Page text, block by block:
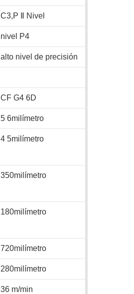
C3,P Nivel
nivel P4
alto nivel de precisión
CF G4 6D
56milímetro
45milímetro
350milímetro
180milímetro
720milímetro
280milímetro
36 m/min